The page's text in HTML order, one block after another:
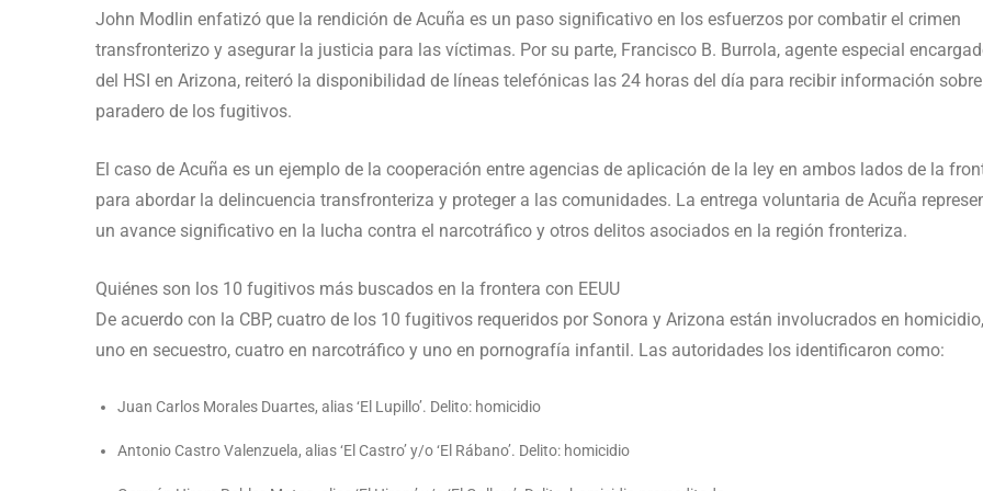
John Modlin enfatizó que la rendición de Acuña es un paso significativo en los esfuerzos por combatir el crimen
transfronterizo y asegurar la justicia para las víctimas. Por su parte, Francisco B. Burrola, agente especial
del HSI en Arizona, reiteró la disponibilidad de líneas telefónicas las 24 horas del día para recibir información
paradero de los fugitivos.
El caso de Acuña es un ejemplo de la cooperación entre agencias de aplicación de la ley en ambos lados de la
para abordar la delincuencia transfronteriza y proteger a las comunidades. La entrega voluntaria de Acuña
un avance significativo en la lucha contra el narcotráfico y otros delitos asociados en la región fronteriza.
Quiénes son los 10 fugitivos más buscados en la frontera con EEUU
De acuerdo con la CBP, cuatro de los 10 fugitivos requeridos por Sonora y Arizona están involucrados en homicidio,
uno en secuestro, cuatro en narcotráfico y uno en pornografía infantil. Las autoridades los identificaron como:
Juan Carlos Morales Duartes, alias ‘El Lupillo’. Delito: homicidio
Antonio Castro Valenzuela, alias ‘El Castro’ y/o ‘El Rábano’. Delito: homicidio